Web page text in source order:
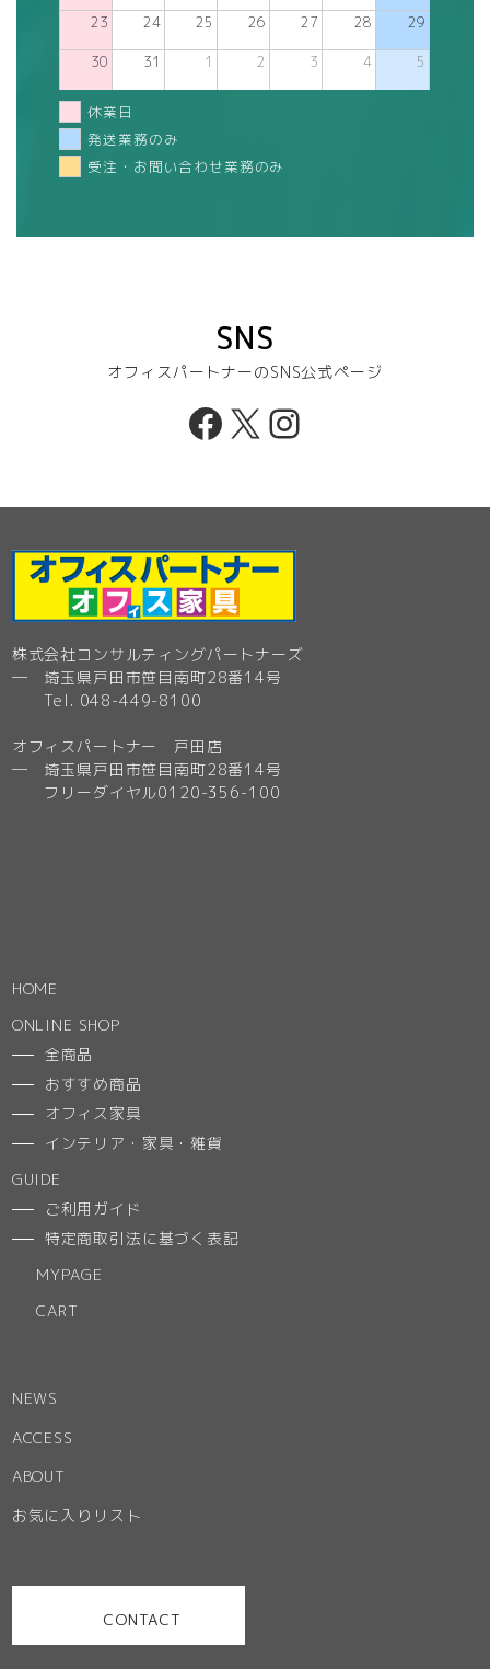
23 24 25 26 27 28 29
30 31 1 2 3 4 5
休業日
発送業務のみ
受注・お問い合わせ業務のみ
SNS
オフィスパートナーのSNS公式ページ
Facebook
X Instagram
株式会社コンサルティングパートナーズ
─ 埼玉県戸田市笹目南町28番14号
Tel. 048-449-8100
オフィスパートナー 戸田店
─ 埼玉県戸田市笹目南町28番14号
フリーダイヤル0120-356-100
HOME
ONLINE SHOP
全商品
おすすめ商品
オフィス家具
インテリア・家具・雑貨
GUIDE
ご利用ガイド
特定商取引法に基づく表記
MYPAGE
CART
NEWS
ACCESS
ABOUT
お気に入りリスト
CONTACT